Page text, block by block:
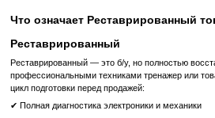
Программное обеспечение
комфортного сидения и
Эксклюзивная система защиты
Задние фиксирующие и
Антикоррозийный дизайн для